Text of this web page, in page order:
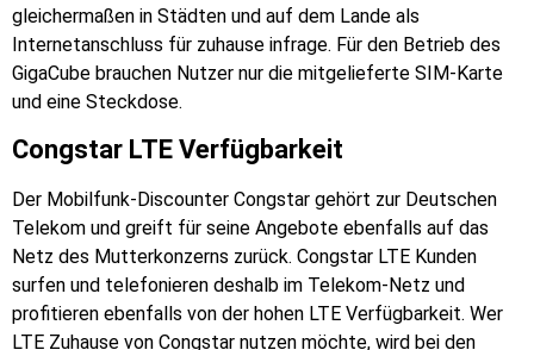
gleichermaßen in Städten und auf dem Lande als
Internetanschluss für zuhause infrage. Für den Betrieb des
GigaCube brauchen Nutzer nur die mitgelieferte SIM-Karte
und eine Steckdose.
Congstar LTE Verfügbarkeit
Der Mobilfunk-Discounter Congstar gehört zur Deutschen
Telekom und greift für seine Angebote ebenfalls auf das
Netz des Mutterkonzerns zurück. Congstar LTE Kunden
surfen und telefonieren deshalb im Telekom-Netz und
profitieren ebenfalls von der hohen LTE Verfügbarkeit. Wer
LTE Zuhause von Congstar nutzen möchte, wird bei den